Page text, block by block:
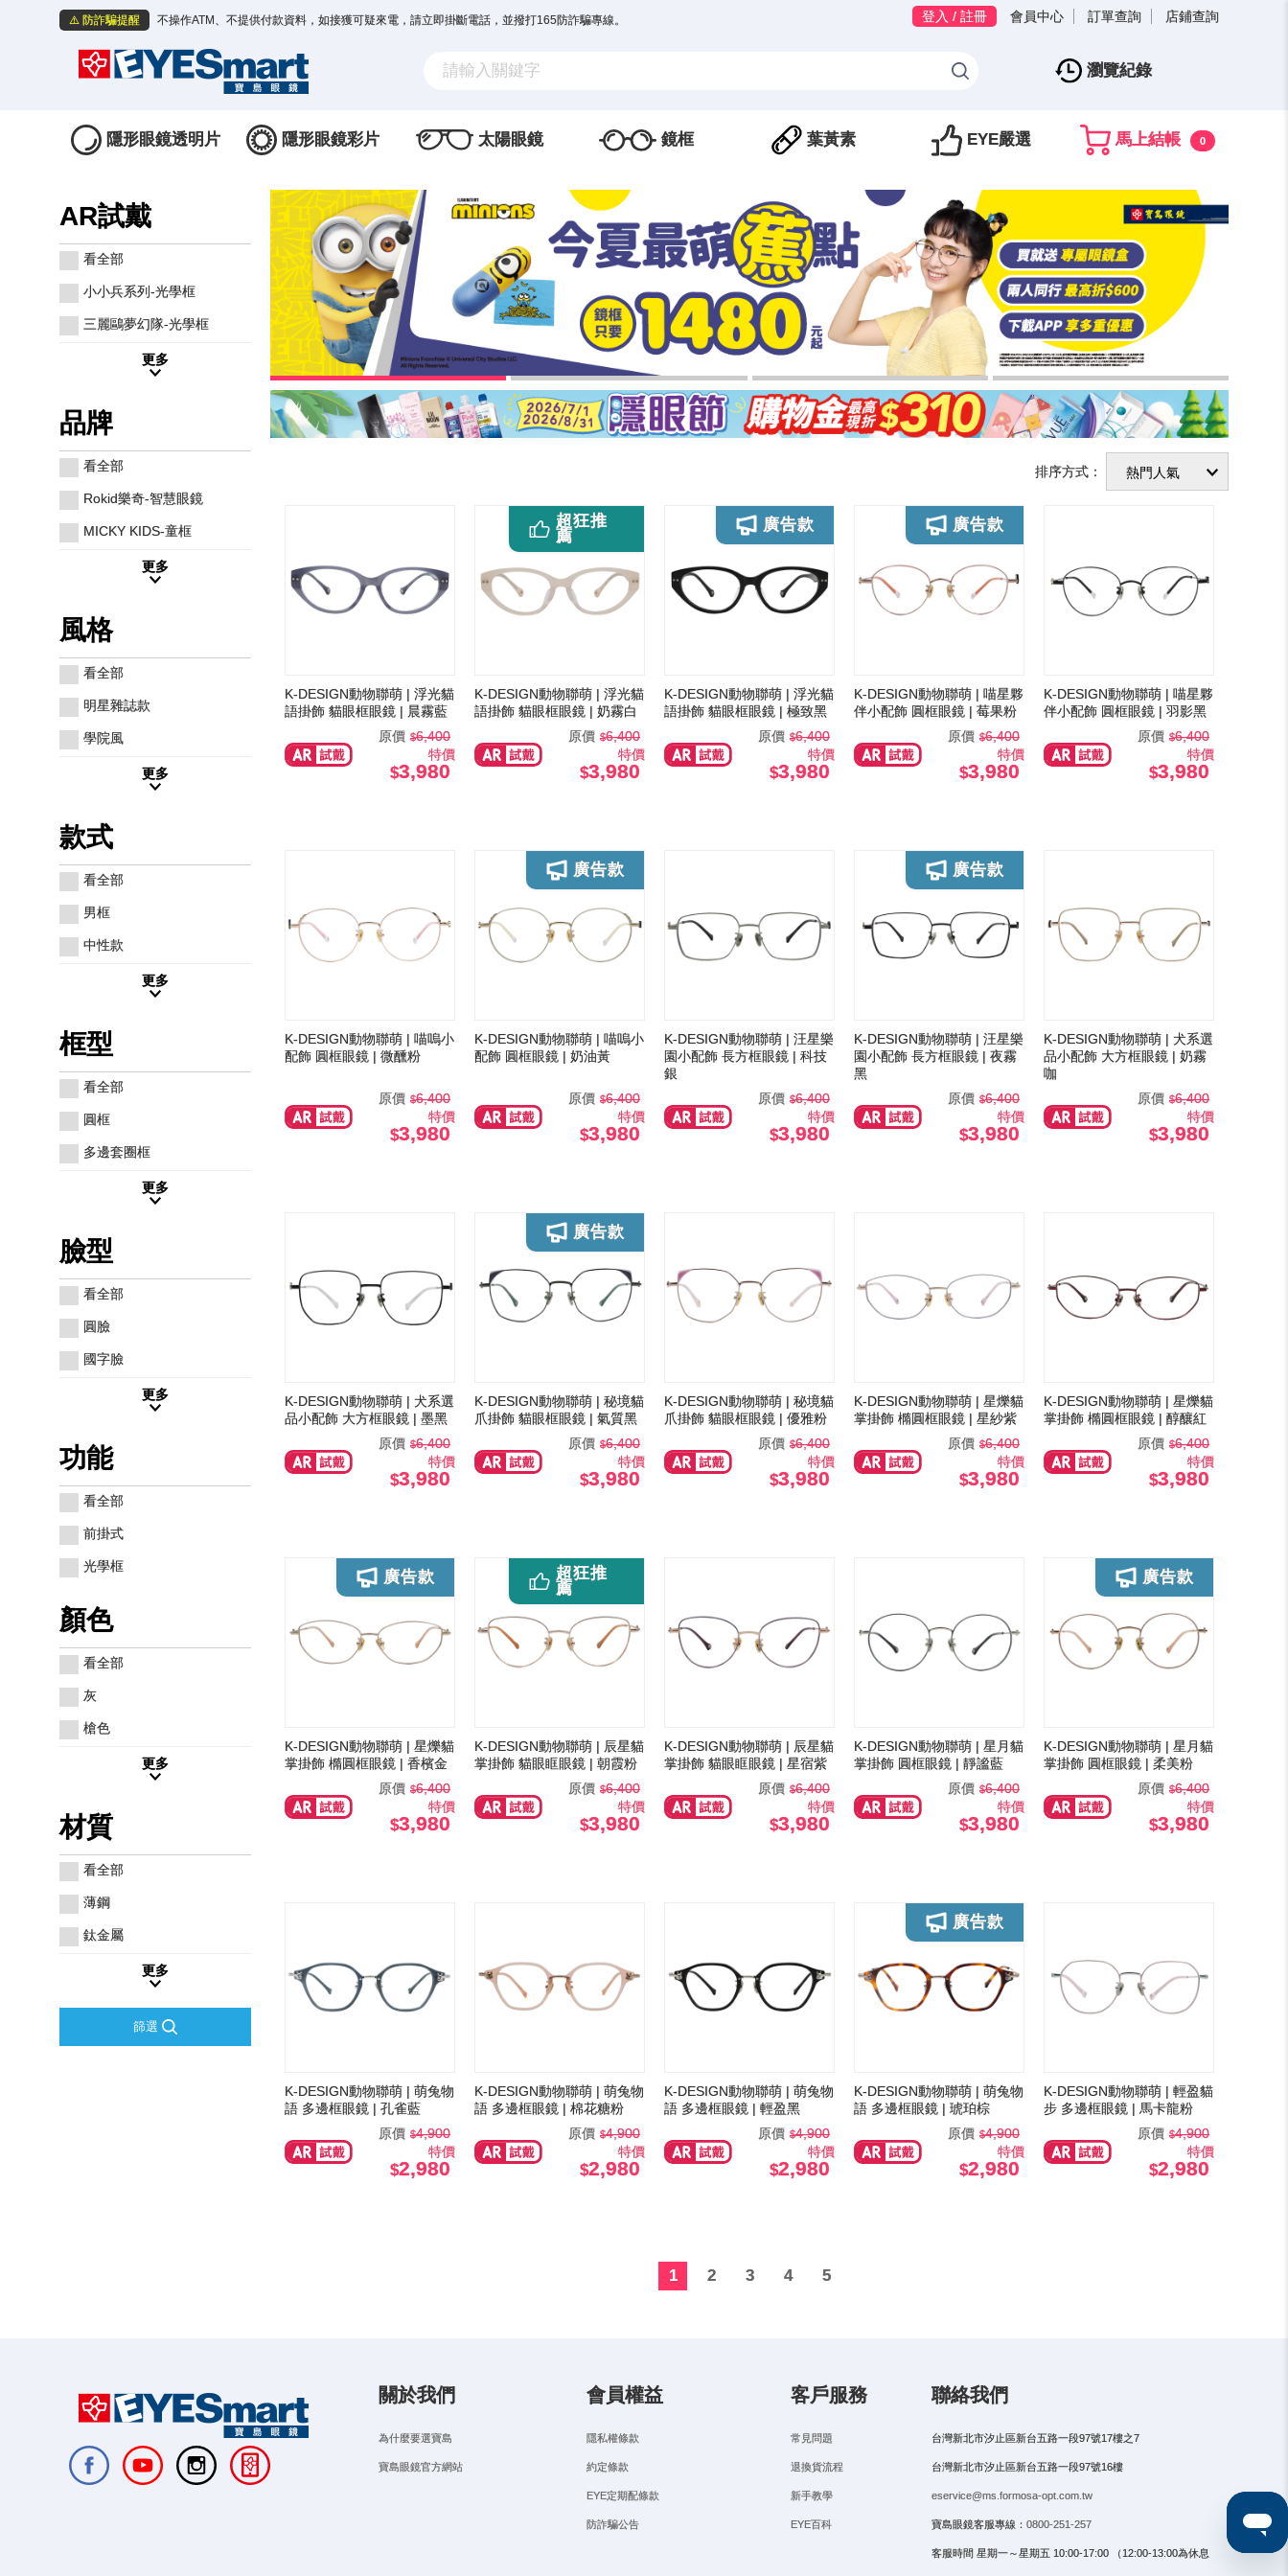
⚠️ 防詐騙提醒 不操作ATM、不提供付款資料，如接獲可疑來電，請立即掛斷電話，並撥打165防詐騙專線。 登入 / 註冊 會員中心 訂單查詢 店鋪查詢
瀏覽紀錄
隱形眼鏡透明片 隱形眼鏡彩片 太陽眼鏡 鏡框 葉黃素 EYE嚴選 馬上結帳 0
AR試戴
看全部
小小兵系列-光學框
三麗鷗夢幻隊-光學框
更多
品牌
看全部
Rokid樂奇-智慧眼鏡
MICKY KIDS-童框
更多
風格
看全部
明星雜誌款
學院風
更多
款式
看全部
男框
中性款
更多
框型
看全部
圓框
多邊套圈框
更多
臉型
看全部
圓臉
國字臉
更多
功能
看全部
前掛式
光學框
顏色
看全部
灰
槍色
更多
材質
看全部
薄鋼
鈦金屬
更多
篩選
排序方式：
K-DESIGN動物聯萌 | 浮光貓
語掛飾 貓眼框眼鏡 | 晨霧藍
原價
6,400
特價
3,980
K-DESIGN動物聯萌 | 浮光貓
語掛飾 貓眼框眼鏡 | 奶霧白
原價
6,400
特價
3,980
K-DESIGN動物聯萌 | 浮光貓
語掛飾 貓眼框眼鏡 | 極致黑
原價
6,400
特價
3,980
K-DESIGN動物聯萌 | 喵星夥
伴小配飾 圓框眼鏡 | 莓果粉
原價
6,400
特價
3,980
K-DESIGN動物聯萌 | 喵星夥
伴小配飾 圓框眼鏡 | 羽影黑
原價
6,400
特價
3,980
K-DESIGN動物聯萌 | 喵嗚小
配飾 圓框眼鏡 | 微醺粉
原價
6,400
特價
3,980
K-DESIGN動物聯萌 | 喵嗚小
配飾 圓框眼鏡 | 奶油黃
原價
6,400
特價
3,980
K-DESIGN動物聯萌 | 汪星樂
園小配飾 長方框眼鏡 | 科技
銀
原價
6,400
特價
3,980
K-DESIGN動物聯萌 | 汪星樂
園小配飾 長方框眼鏡 | 夜霧
黑
原價
6,400
特價
3,980
K-DESIGN動物聯萌 | 犬系選
品小配飾 大方框眼鏡 | 奶霧
咖
原價
6,400
特價
3,980
K-DESIGN動物聯萌 | 犬系選
品小配飾 大方框眼鏡 | 墨黑
原價
6,400
特價
3,980
K-DESIGN動物聯萌 | 秘境貓
爪掛飾 貓眼框眼鏡 | 氣質黑
原價
6,400
特價
3,980
K-DESIGN動物聯萌 | 秘境貓
爪掛飾 貓眼框眼鏡 | 優雅粉
原價
6,400
特價
3,980
K-DESIGN動物聯萌 | 星爍貓
掌掛飾 橢圓框眼鏡 | 星紗紫
原價
6,400
特價
3,980
K-DESIGN動物聯萌 | 星爍貓
掌掛飾 橢圓框眼鏡 | 醇釀紅
原價
6,400
特價
3,980
K-DESIGN動物聯萌 | 星爍貓
掌掛飾 橢圓框眼鏡 | 香檳金
原價
6,400
特價
3,980
K-DESIGN動物聯萌 | 辰星貓
掌掛飾 貓眼眶眼鏡 | 朝霞粉
原價
6,400
特價
3,980
K-DESIGN動物聯萌 | 辰星貓
掌掛飾 貓眼眶眼鏡 | 星宿紫
原價
6,400
特價
3,980
K-DESIGN動物聯萌 | 星月貓
掌掛飾 圓框眼鏡 | 靜謐藍
原價
6,400
特價
3,980
K-DESIGN動物聯萌 | 星月貓
掌掛飾 圓框眼鏡 | 柔美粉
原價
6,400
特價
3,980
K-DESIGN動物聯萌 | 萌兔物
語 多邊框眼鏡 | 孔雀藍
原價
4,900
特價
2,980
K-DESIGN動物聯萌 | 萌兔物
語 多邊框眼鏡 | 棉花糖粉
原價
4,900
特價
2,980
K-DESIGN動物聯萌 | 萌兔物
語 多邊框眼鏡 | 輕盈黑
原價
4,900
特價
2,980
K-DESIGN動物聯萌 | 萌兔物
語 多邊框眼鏡 | 琥珀棕
原價
4,900
特價
2,980
K-DESIGN動物聯萌 | 輕盈貓
步 多邊框眼鏡 | 馬卡龍粉
原價
4,900
特價
2,980
1 2 3 4 5
關於我們
為什麼要選寶島
寶島眼鏡官方網站
會員權益
隱私權條款
約定條款
EYE定期配條款
防詐騙公告
客戶服務
常見問題
退換貨流程
新手教學
EYE百科
聯絡我們
台灣新北市汐止區新台五路一段97號17樓之7
台灣新北市汐止區新台五路一段97號16樓
eservice@ms.formosa-opt.com.tw
寶島眼鏡客服專線： 0800-251-257
客服時間 星期一～星期五 10:00-17:00 （12:00-13:00為休息